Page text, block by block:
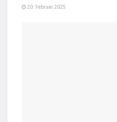
20. Februar 2025